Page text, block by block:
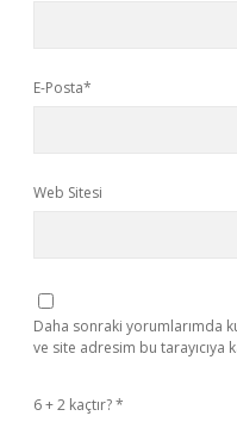
E-Posta*
Web Sitesi
Daha sonraki yorumlarımda
ve site adresim bu tarayıcıya
6 + 2 kaçtır?*